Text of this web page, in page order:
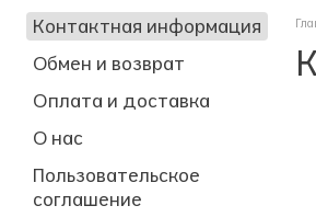
Контактная информация
Обмен и возврат
Оплата и доставка
О нас
Пользовательское
соглашение